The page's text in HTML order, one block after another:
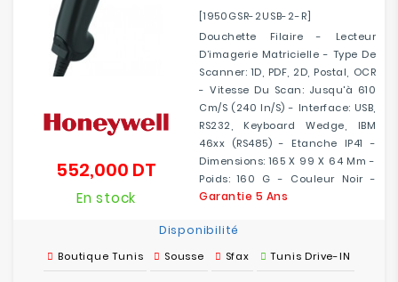
[1950GSR-2USB-2-R]
Douchette Filaire - Lecteur
D’imagerie Matricielle - Type De
Scanner: 1D, PDF, 2D, Postal, OCR
- Vitesse Du Scan: Jusqu'à 610
Cm/s (240 In/s) - Interface: USB,
RS232, Keyboard Wedge, IBM
46xx (RS485) - Etanche IP41 -
Dimensions: 165 X 99 X 64 Mm -
Poids: 160 G - Couleur Noir -
Garantie 5 Ans
552,000 DT
En stock
Disponibilité
Boutique Tunis Sousse Sfax Tunis Drive-IN